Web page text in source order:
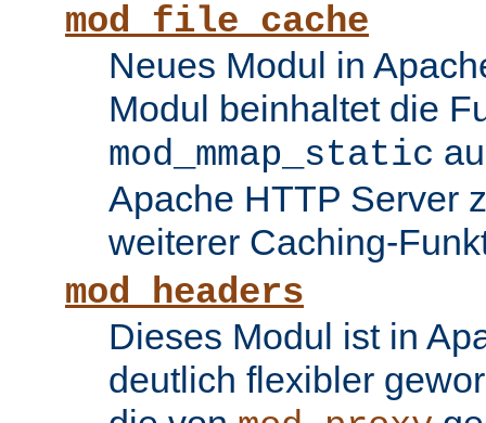
mod_file_cache
Neues Modul in
Modul beinhaltet die
mod_mmap_static
Apache HTTP Server
weiterer Caching-
mod_headers
Dieses Modul ist in
deutlich flexibler